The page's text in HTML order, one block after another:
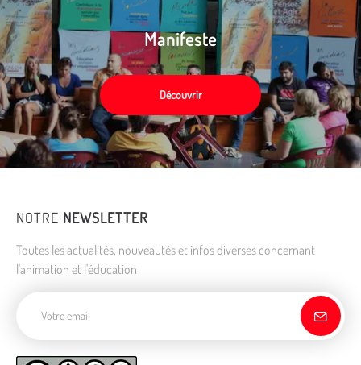
Manifeste
Découvrir
NOTRE NEWSLETTER
Toutes les actualités, nouveautés et infos diverses concernant
l'animation et l'éducation